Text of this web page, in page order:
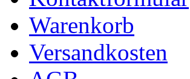
Warenkorb
Versandkosten